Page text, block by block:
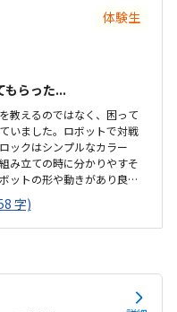
ルも良いです。教室にある
。キット代が兄弟割引で
言えば、...
体験生
もらった...
教えるのではなく、困って
いました。ロボットで対戦
ックはシンプルなカラー
み立ての時に分かりやすそ
ットの形や動きがあり良か
すい場所にあるので助かり
ない兄弟が過ごしやすいと
が置いてないので集中でき
価で考えれば高いとは思
と思います。子どもが自発
驚きました。最初からたく
もらったの...
字)